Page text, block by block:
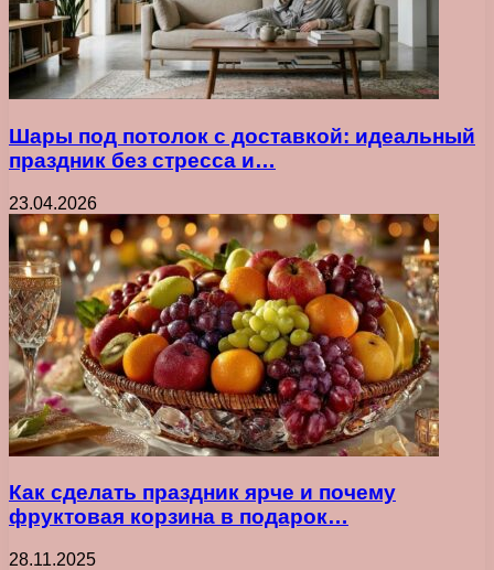
Шары под потолок с доставкой: идеальный
праздник без стресса и…
23.04.2026
Как сделать праздник ярче и почему
фруктовая корзина в подарок…
28.11.2025